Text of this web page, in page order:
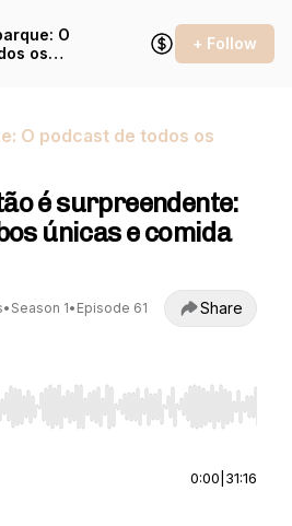
O
os
+ Follow
O podcast de todos os
é surpreendente:
únicas e comida
• Season 1• Episode 61 Share
to seek, Home/End to jump to
0:00 31:16